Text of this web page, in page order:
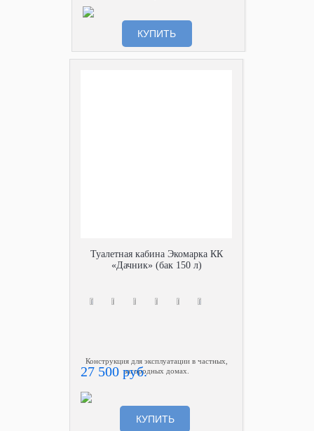
КУПИТЬ
Туалетная кабина Экомарка КК
«Дачник» (бак 150 л)
Конструкция для эксплуатации в частных,
загородных домах.
27 500 руб.
КУПИТЬ